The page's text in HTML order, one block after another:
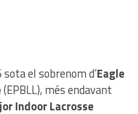
sota el sobrenom d’Eagle
(EPBLL), més endavant
Indoor Lacrosse